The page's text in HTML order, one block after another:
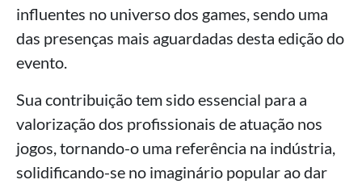
influentes no universo dos games, sendo uma
das presenças mais aguardadas desta edição do
evento.
Sua contribuição tem sido essencial para a
valorização dos profissionais de atuação nos
jogos, tornando-o uma referência na indústria,
solidificando-se no imaginário popular ao dar